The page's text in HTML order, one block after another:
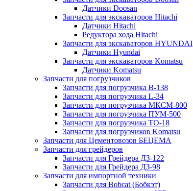
Датчики Doosan
Запчасти для экскаваторов Hitachi
Датчики Hitachi
Редуктора хода Hitachi
Запчасти для экскаваторов HYUNDAI
Датчики Hyundai
Запчасти для экскаваторов Komatsu
Датчики Komatsu
Запчасти для погрузчиков
Запчасти для погрузчика B-138
Запчасти для погрузчика L-34
Запчасти для погрузчика МКСМ-800
Запчасти для погрузчика ПУМ-500
Запчасти для погрузчика ТО-18
Запчасти для погрузчиков Komatsu
Запчасти для Цементовозов БЕЦЕМА
Запчасти для грейдеров
Запчасти для Грейдера ДЗ-122
Запчасти для Грейдера ДЗ-98
Запчасти для импортной техники
Запчасти для Bobcat (Бобкэт)